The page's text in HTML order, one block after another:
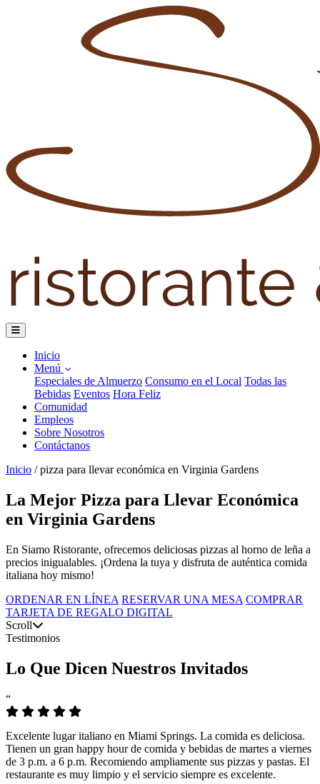
Inicio
Menú
Especiales de Almuerzo Consumo en el Local Todas las
Bebidas Eventos Hora Feliz
Comunidad
Empleos
Sobre Nosotros
Contáctanos
Inicio / pizza para llevar económica en Virginia Gardens
La Mejor Pizza para Llevar Económica
en Virginia Gardens
En Siamo Ristorante, ofrecemos deliciosas pizzas al horno de leña a
precios inigualables. ¡Ordena la tuya y disfruta de auténtica comida
italiana hoy mismo!
ORDENAR EN LÍNEA RESERVAR UNA MESA COMPRAR
TARJETA DE REGALO DIGITAL
Scroll
Testimonios
Lo Que Dicen Nuestros Invitados
“
Excelente lugar italiano en Miami Springs. La comida es deliciosa.
Tienen un gran happy hour de comida y bebidas de martes a viernes
de 3 p.m. a 6 p.m. Recomiendo ampliamente sus pizzas y pastas. El
restaurante es muy limpio y el servicio siempre es excelente.